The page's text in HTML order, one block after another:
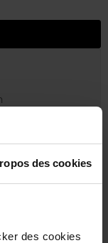
des cookies
des cookies